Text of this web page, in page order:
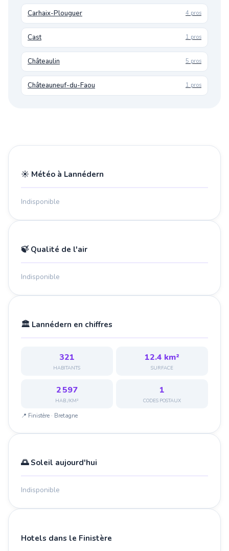
Carhaix-Plouguer 4 pros
Cast 1 pros
Châteaulin 5 pros
Châteauneuf-du-Faou 1 pros
☀️ Météo à Lannédern
Indisponible
🍃 Qualité de l'air
Indisponible
🏛️ Lannédern en chiffres
321
HABITANTS
12.4 km²
SURFACE
2 597
HAB./KM²
1
CODES POSTAUX
📍 Finistère · Bretagne
🌅 Soleil aujourd'hui
Indisponible
Hotels dans le Finistère